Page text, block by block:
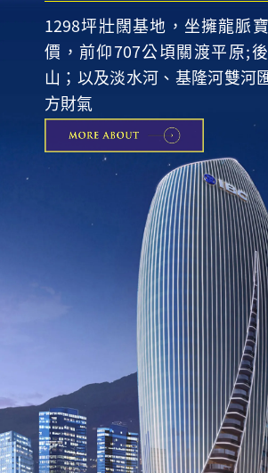
1298坪壯闊基地，坐擁龍脈
價，前仰707公頃關渡平原;
山；以及淡水河、基隆河雙河
方財氣